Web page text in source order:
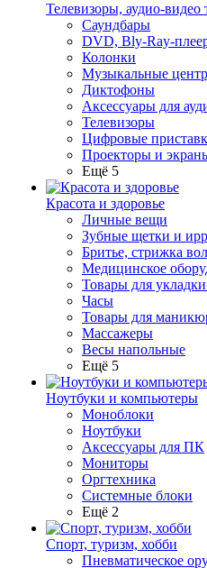
Телевизоры, аудио-видео
Саундбары
DVD, Bly-Ray-
Колонки
Музыкальные
Диктофоны
Аксессуары для
Телевизоры
Цифровые
Проекторы и
Ещё 5
Красота и здоровье
Личные вещи
Зубные щетки и
Бритье, стрижка
Медицинское
Товары для
Часы
Товары для
Массажеры
Весы напольные
Ещё 5
Ноутбуки и компьютеры
Моноблоки
Ноутбуки
Аксессуары для ПК
Мониторы
Оргтехника
Системные блоки
Ещё 2
Спорт, туризм, хобби
Пневматическое